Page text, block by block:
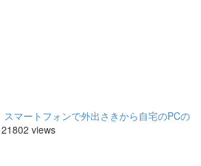
スマートフォンで外出さきから自宅のPCの
21802 views